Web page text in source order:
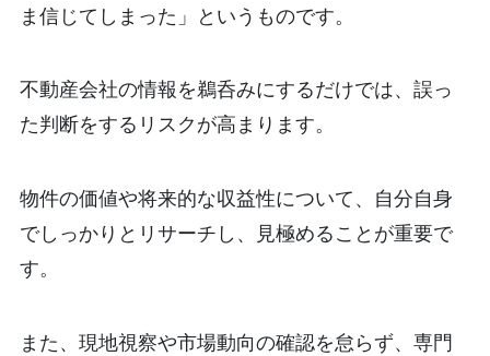
ま信じてしまった」というものです。
不動産会社の情報を鵜呑みにするだけでは、誤っ
た判断をするリスクが高まります。
物件の価値や将来的な収益性について、自分自身
でしっかりとリサーチし、見極めることが重要で
す。
また、現地視察や市場動向の確認を怠らず、専門